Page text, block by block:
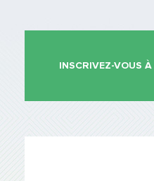
INSCRIVEZ-VOUS